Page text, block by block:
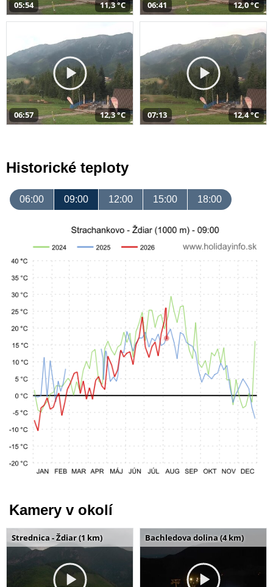
05:54 11,3 °C 06:41 12,0 °C
06:57 12,3 °C 07:13 12,4 °C
Historické teploty
06:00 09:00 12:00 15:00 18:00
Kamery v okolí
Strednica - Ždiar (1 km) Bachledova dolina (4 km)